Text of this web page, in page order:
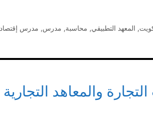
, المعهد التطبيقي, محاسبة, مدرس, مدرس إقتصاد
والمعاهد التجارية